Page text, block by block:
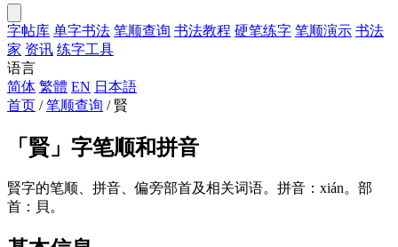
字帖库 单字书法 笔顺查询 书法教程 硬笔练字 笔顺演示 书法
家 资讯 练字工具
语言
简体 繁體 EN 日本語
首页 / 笔顺查询 / 賢
「 賢」字笔顺和拼音
賢字的笔顺、拼音、偏旁部首及相关词语。拼音：xián。部
首：貝。